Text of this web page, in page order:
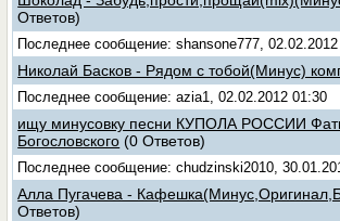
Ответов)
Последнее сообщение: shansone777,
Николай Басков - Рядом с тобой(Минус)
Последнее сообщение: azia1, 02.02.2012 01:30
ищу минусовку песни КУПОЛА РОССИИ
Богословского (0 Ответов)
Последнее сообщение: chudzinski2010,
Алла Пугачева -
Ответов)